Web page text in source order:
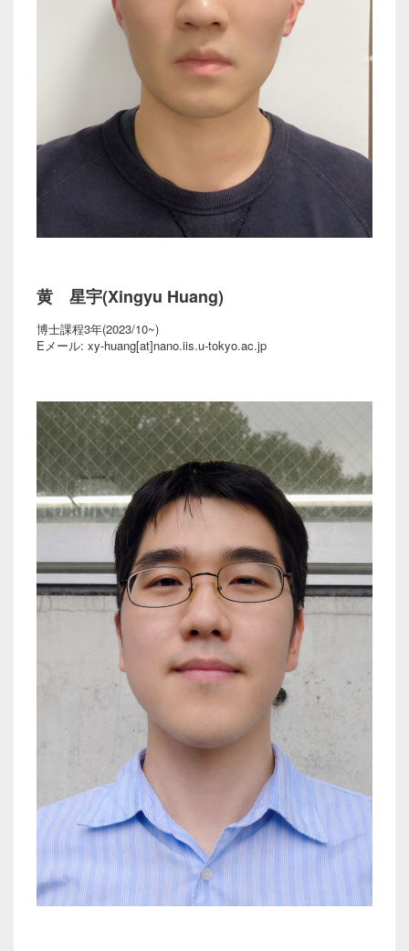
黄 星宇(Xingyu Huang)
博士課程3年(2023/10~)
Eメール: xy-huang[at]nano.iis.u-tokyo.ac.jp